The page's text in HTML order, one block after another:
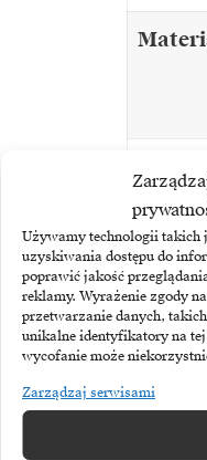
Używamy technologii
uzyskiwania dostępu do
poprawić jakość
reklamy. Wyrażenie zgody
przetwarzanie danych,
unikalne identyfikatory na
wycofanie może
Zarządzaj serwisamiQuick